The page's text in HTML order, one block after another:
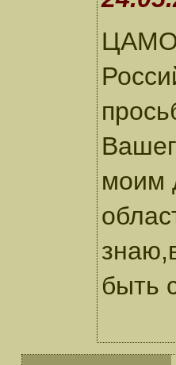
моим
быть